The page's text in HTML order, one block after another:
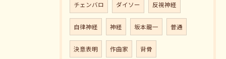
チェンバロ ダイソー 反視神経
自律神経 神経 坂本龍一 普通
決意表明 作曲家 背骨